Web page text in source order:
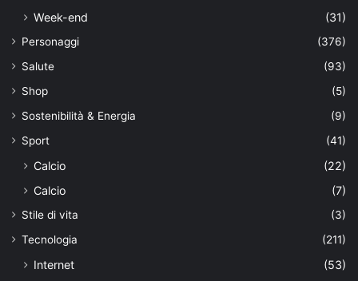
Week-end
(31)
Personaggi
(376)
Salute
(93)
Shop
(5)
Sostenibilità & Energia
(9)
Sport
(41)
Calcio
(22)
Calcio
(7)
Stile di vita
(3)
Tecnologia
(211)
Internet
(53)